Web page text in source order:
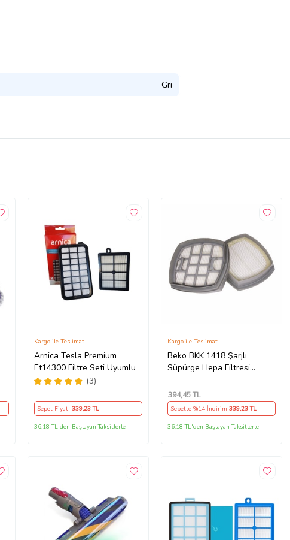
Gri
Arnica Tesla Premium
Et14300 Filtre Seti Uyumlu
(3)
Kargo ile Teslimat
Sepet Fiyatı339,23 TL
36,18 TL'den Başlayan Taksitlerle
Beko BKK 1418 Şarjlı
Süpürge Hepa Filtresi
Kargo ile Teslimat
394,45 TL
Sepette %14 İndirim339,23 TL
36,18 TL'den Başlayan Taksitlerle